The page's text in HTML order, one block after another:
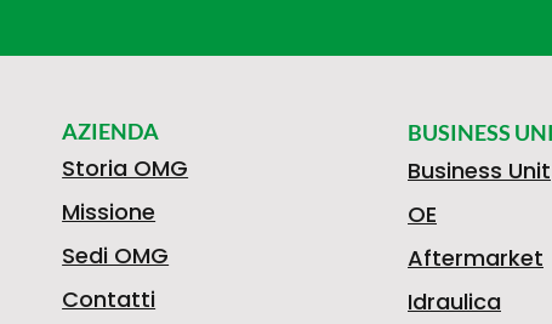
BUSINESS
Business Unit
OE
Aftermarket
Idraulica
AZIENDA
Storia OMG
Missione
Sedi OMG
Contatti